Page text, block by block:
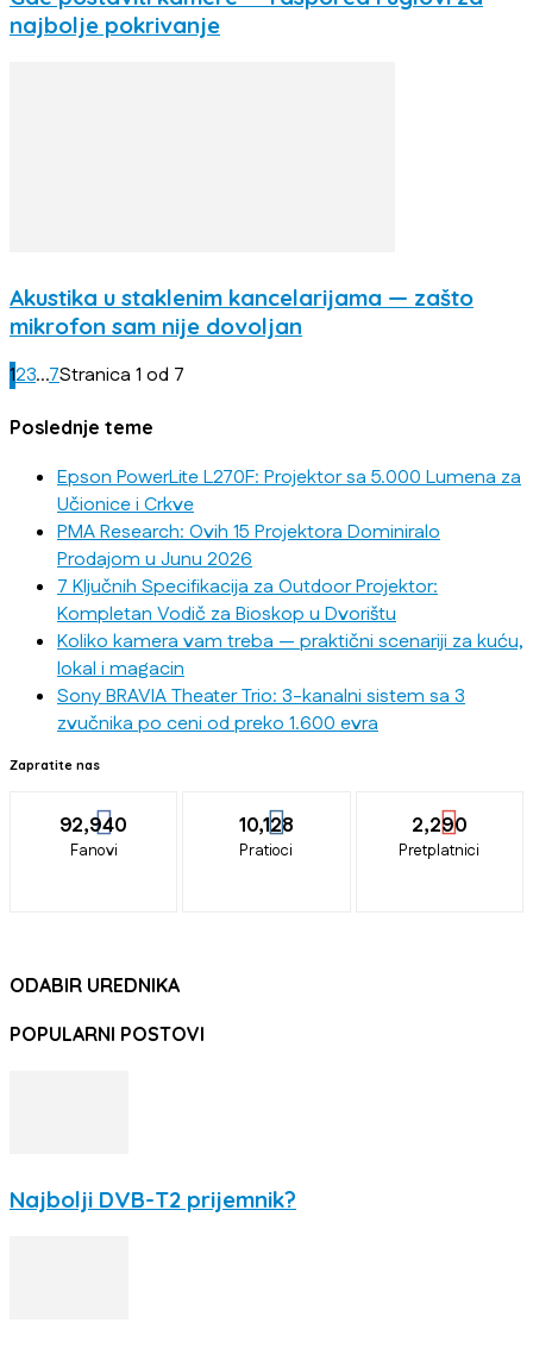
najbolje pokrivanje
Akustika u staklenim kancelarijama — zašto
mikrofon sam nije dovoljan
123...7Stranica 1 od 7
Poslednje teme
Epson PowerLite L270F: Projektor sa 5.000 Lumena za
Učionice i Crkve
PMA Research: Ovih 15 Projektora Dominiralo
Prodajom u Junu 2026
7 Ključnih Specifikacija za Outdoor Projektor:
Kompletan Vodič za Bioskop u Dvorištu
Koliko kamera vam treba — praktični scenariji za kuću,
lokal i magacin
Sony BRAVIA Theater Trio: 3-kanalni sistem sa 3
zvučnika po ceni od preko 1.600 evra
Zapratite nas
92,940
Fanovi
10,128
Pratioci
2,290
Pretplatnici
ODABIR UREDNIKA
POPULARNI POSTOVI
Najbolji DVB-T2 prijemnik?